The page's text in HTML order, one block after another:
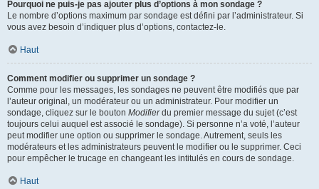
Pourquoi ne puis-je pas ajouter plus d’options à mon sondage ?
Le nombre d’options maximum par sondage est défini par l’administrateur. Si
vous avez besoin d’indiquer plus d’options, contactez-le.
Haut
Comment modifier ou supprimer un sondage ?
Comme pour les messages, les sondages ne peuvent être modifiés que par
l’auteur original, un modérateur ou un administrateur. Pour modifier un
sondage, cliquez sur le bouton Modifierdu premier message du sujet (c’est
toujours celui auquel est associé le sondage). Si personne n’a voté, l’auteur
peut modifier une option ou supprimer le sondage. Autrement, seuls les
modérateurs et les administrateurs peuvent le modifier ou le supprimer. Ceci
pour empêcher le trucage en changeant les intitulés en cours de sondage.
Haut